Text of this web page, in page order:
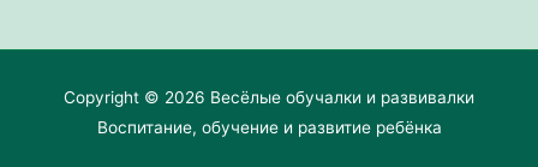
Copyright © 2026 Весёлые обучалки и развивалки
Воспитание, обучение и развитие ребёнка